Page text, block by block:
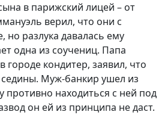
в парижский лицей – от
верил, что они с
но разлука давалась ему
одна из соучениц. Папа
кондитер, заявил, что
Муж-банкир ушел из
противно находиться с ней под
он ей из принципа не даст.